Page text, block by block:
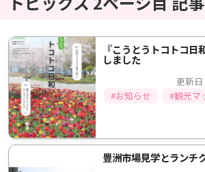
『こうとうトコトコ
しました
更新
#お知らせ
#観光マ
豊洲市場見学とランチ